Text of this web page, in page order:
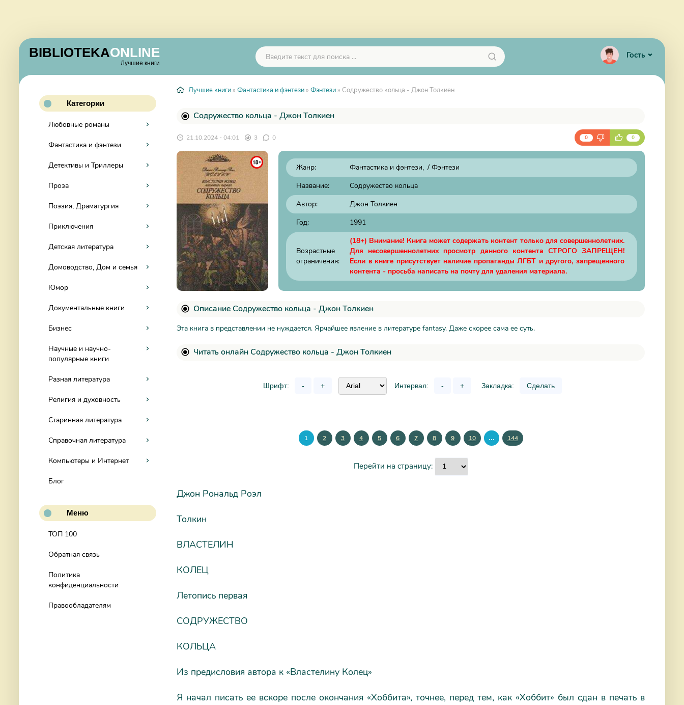
BIBLIOTEKAONLINE
Лучшие книги
Гость
Категории
Любовные романы
Фантастика и фэнтези
Детективы и Триллеры
Проза
Поэзия, Драматургия
Приключения
Детская литература
Домоводство, Дом и семья
Юмор
Документальные книги
Бизнес
Научные и научно-
популярные книги
Разная литература
Религия и духовность
Старинная литература
Справочная литература
Компьютеры и Интернет
Блог
Меню
ТОП 100
Обратная связь
Политика
конфиденциальности
Правообладателям
Лучшие книги » Фантастика и фэнтези » Фэнтези » Содружество кольца - Джон Толкиен
Содружество кольца - Джон Толкиен
21.10.2024 - 04:01 3 0 0 0
Жанр: Фантастика и фэнтези / Фэнтези
Название:
Содружество кольца
Автор:
Джон Толкиен
Год:
1991
Возрастные
ограничения:
(18+) Внимание! Книга может содержать контент только для совершеннолетних.
Для несовершеннолетних просмотр данного контента СТРОГО ЗАПРЕЩЕН!
Если в книге присутствует наличие пропаганды ЛГБТ и другого, запрещенного
контента - просьба написать на почту для удаления материала.
Описание Содружество кольца - Джон Толкиен
Эта книга в представлении не нуждается. Ярчайшее явление в литературе fantasy. Даже скорее сама ее суть.
Читать онлайн Содружество кольца - Джон Толкиен
Шрифт: - + Интервал: - + Закладка: Сделать
1 2 3 4 5 6 7 8 9 10 ... 144
Перейти на страницу:
Джон Рональд Роэл
Толкин
ВЛАСТЕЛИН
КОЛЕЦ
Летопись первая
СОДРУЖЕСТВО
КОЛЬЦА
Из предисловия автора к «Властелину Колец»
Я начал писать ее вскоре после окончания «Хоббита», точнее, перед тем, как «Хоббит» был сдан в печать в